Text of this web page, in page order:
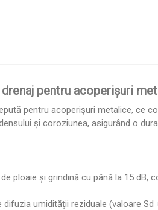
pentru acoperișuri
pentru acoperișuri metalice, ce
și coroziunea, asigurând o
ploaie și grindină cu până la 15
umidității reziduale (valoare